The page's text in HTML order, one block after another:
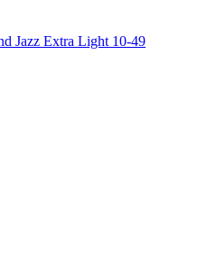
Jazz Extra Light 10-49